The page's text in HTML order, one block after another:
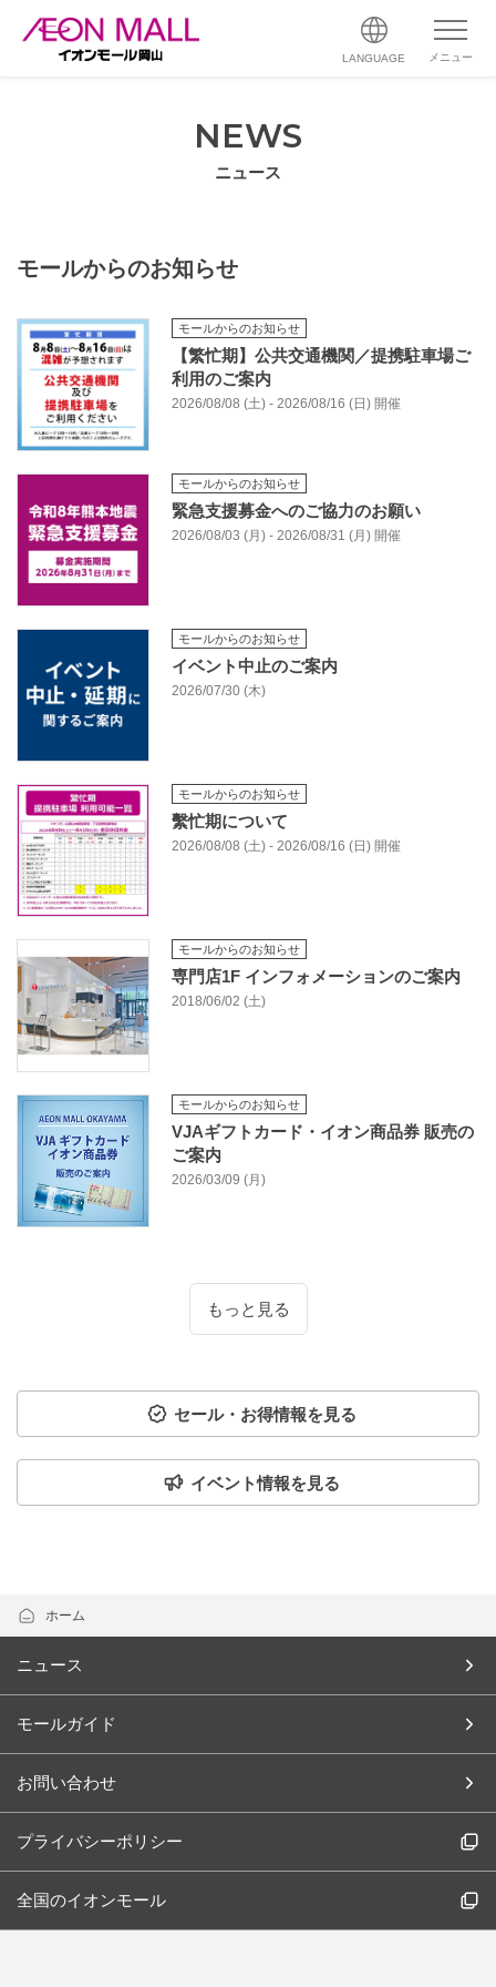
LANGUAGE メニュー
NEWS
ニュース
モールからのお知らせ
モールからのお知らせ
【繁忙期】公共交通機関／提携駐車場ご
利用のご案内
2026/08/08 (土) - 2026/08/16 (日) 開催
モールからのお知らせ
緊急支援募金へのご協力のお願い
2026/08/03 (月) - 2026/08/31 (月) 開催
モールからのお知らせ
イベント中止のご案内
2026/07/30 (木)
モールからのお知らせ
繫忙期について
2026/08/08 (土) - 2026/08/16 (日) 開催
モールからのお知らせ
専門店1F インフォメーションのご案内
2018/06/02 (土)
モールからのお知らせ
VJAギフトカード・イオン商品券 販売の
ご案内
2026/03/09 (月)
もっと見る
セール・お得情報を見る
イベント情報を見る
ホーム
ニュース
モールガイド
お問い合わせ
プライバシーポリシー
全国のイオンモール